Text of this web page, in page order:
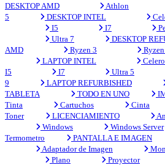
DESKTOP AMD
Athlon
5
DESKTOP INTEL
I5
I7
Ultra 7
DESKTOP
AMD
Ryzen 3
LAPTOP INTEL
I5
I7 Ultra 5
9
LAPTOP REFURBISHED
TABLETA
TODO EN UNO
Tinta
Cartuchos Cinta
Toner
LICENCIAMIENTO
Windows
Windows Server
Termometro
PANTALLA E IMAGEN
Adaptador de Imagen
Plano
Proyector